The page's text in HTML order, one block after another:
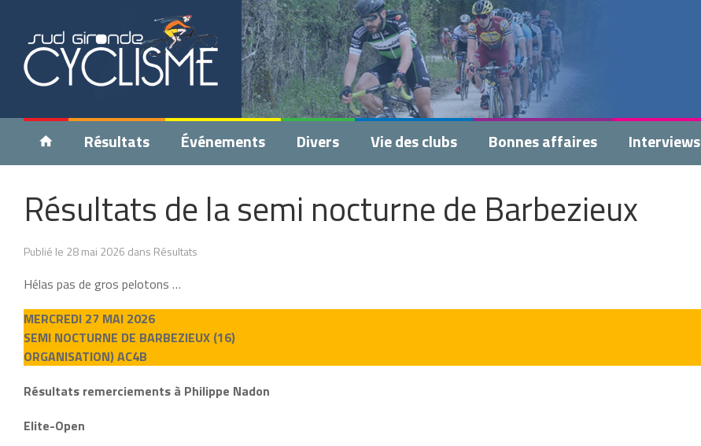
Résultats Événements Divers Vie des clubs Bonnes affaires Interviews
Résultats de la semi nocturne de Barbezieux
Publié le 28 mai 2026 dans Résultats
Hélas pas de gros pelotons …
MERCREDI 27 MAI 2026
SEMI NOCTURNE DE BARBEZIEUX (16)
ORGANISATION) AC4B
Résultats remerciements à Philippe Nadon
Elite-Open